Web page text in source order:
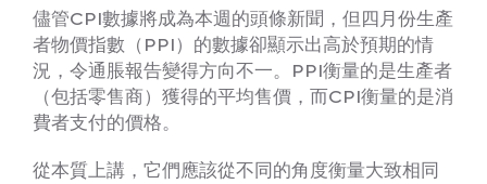
儘管CPI數據將成為本週的頭條新聞，但四月份生產
者物價指數（PPI）的數據卻顯示出高於預期的情
況，令通脹報告變得方向不一。PPI衡量的是生產者
（包括零售商）獲得的平均售價，而CPI衡量的是消
費者支付的價格。
從本質上講，它們應該從不同的角度衡量大致相同